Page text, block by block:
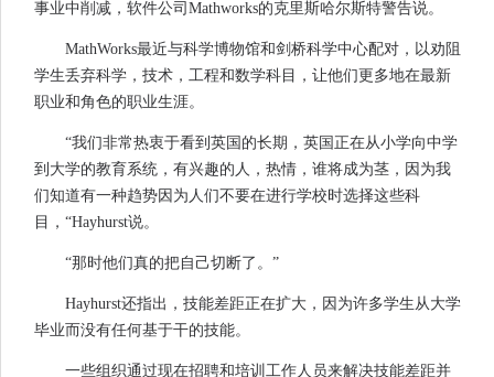
事业中削减，软件公司Mathworks的克里斯哈尔斯特警告说。
MathWorks最近与科学博物馆和剑桥科学中心配对，以劝阻
学生丢弃科学，技术，工程和数学科目，让他们更多地在最新
职业和角色的职业生涯。
“我们非常热衷于看到英国的长期，英国正在从小学向中学
到大学的教育系统，有兴趣的人，热情，谁将成为茎，因为我
们知道有一种趋势因为人们不要在进行学校时选择这些科
目，“Hayhurst说。
“那时他们真的把自己切断了。”
Hayhurst还指出，技能差距正在扩大，因为许多学生从大学
毕业而没有任何基于干的技能。
一些组织通过现在招聘和培训工作人员来解决技能差距并